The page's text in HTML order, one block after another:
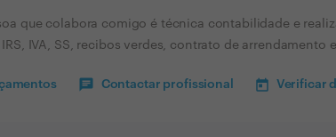
que colabora comigo é técnica contabilidade e
IVA, SS, recibos verdes, contrato de arrendamento
Contactar profissional Verificar